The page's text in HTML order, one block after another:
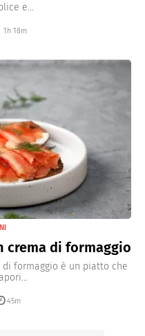
e...
1h 18m
crema di formaggio
formaggio è un piatto che
45m